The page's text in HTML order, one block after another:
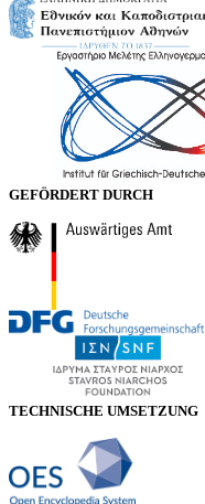
GEFÖRDERT DURCH
TECHNISCHE UMSETZUNG